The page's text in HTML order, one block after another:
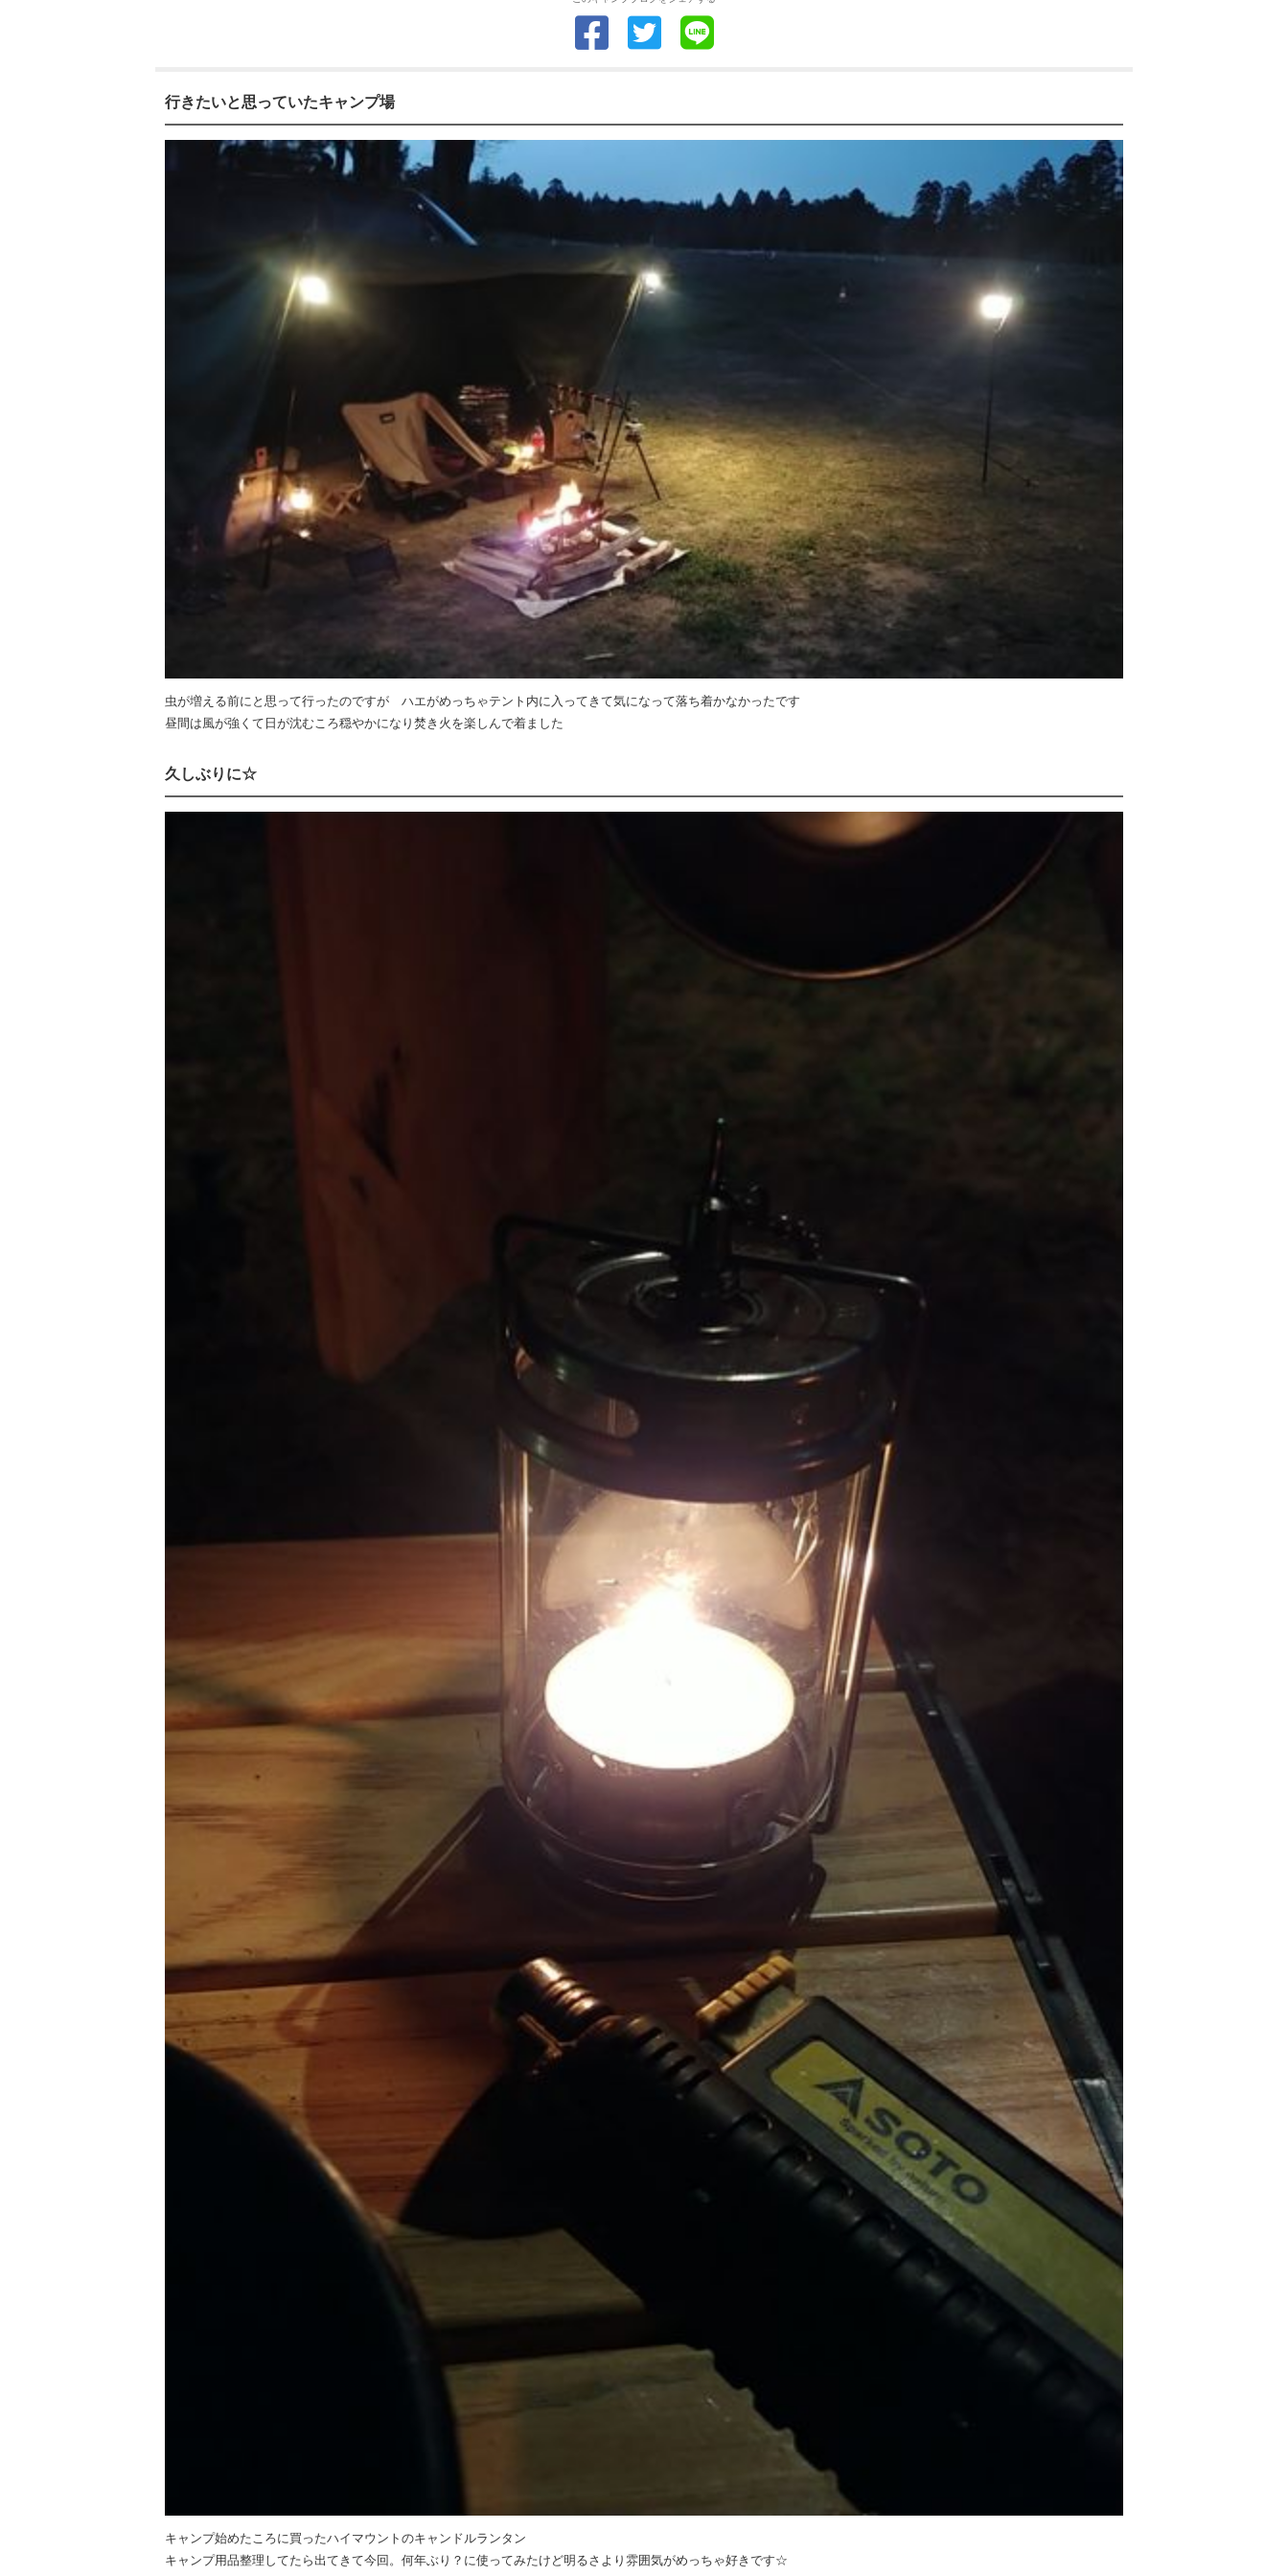
行きたいと思っていたキャンプ場
虫が増える前にと思って行ったのですが ハエがめっちゃテント内に入ってきて気になって落ち着かなかったです
昼間は風が強くて日が沈むころ穏やかになり焚き火を楽しんで着ました
久しぶりに☆
キャンプ始めたころに買ったハイマウントのキャンドルランタン
キャンプ用品整理してたら出てきて今回。何年ぶり？に使ってみたけど明るさより雰囲気がめっちゃ好きです☆